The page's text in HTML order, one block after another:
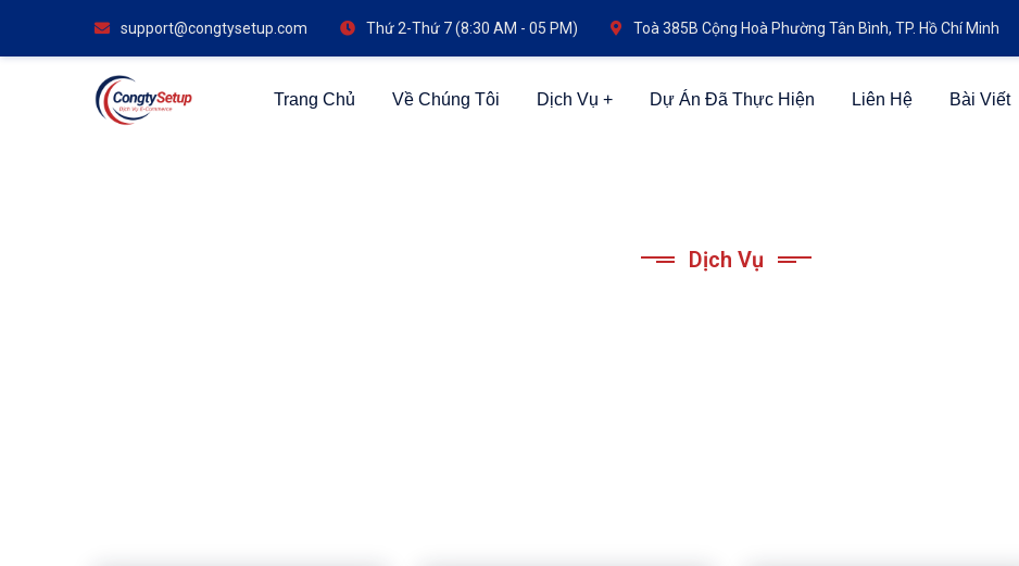
support@congtysetup.com Thứ 2-Thứ 7 (8:30 AM - 05 PM) Toà 385B Cộng Hoà Phường Tân Bình, TP. Hồ Chí Minh
Trang Chủ Về Chúng Tôi Dịch Vụ Dự Án Đã Thực Hiện Liên Hệ Bài Viết
Dịch Vụ